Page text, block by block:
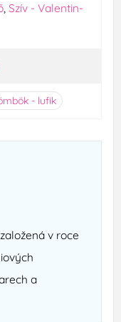
, Szív - Valentin-
- lufik
v roce
a